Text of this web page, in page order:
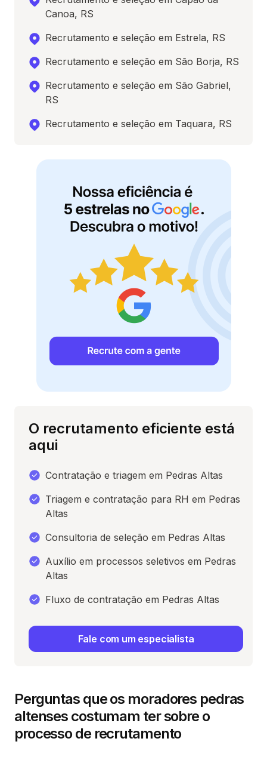
Perguntas que os moradores pedras
altenses costumam ter sobre o
processo de recrutamento
Canoa, RS
Recrutamento e seleção em Estrela, RS
Recrutamento e seleção em São Borja, RS
Recrutamento e seleção em São Gabriel,
RS
Recrutamento e seleção em Taquara, RS
O recrutamento eficiente está
aqui
Contratação e triagem em Pedras Altas
Triagem e contratação para RH em Pedras
Altas
Consultoria de seleção em Pedras Altas
Auxílio em processos seletivos em Pedras
Altas
Fluxo de contratação em Pedras Altas
Fale com um especialista